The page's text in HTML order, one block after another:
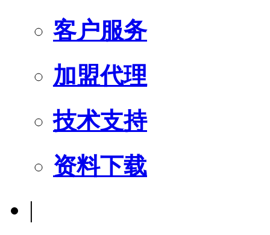
客户服务
加盟代理
技术支持
资料下载
|